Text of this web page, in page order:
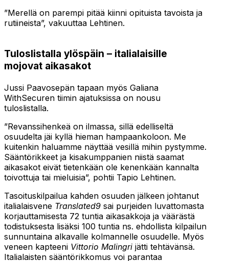
”Merellä on parempi pitää kiinni opituista tavoista ja
rutiineista”, vakuuttaa Lehtinen.
Tuloslistalla ylöspäin – italialaisille
mojovat aikasakot
Jussi Paavosepän tapaan myös Galiana
WithSecuren tiimin ajatuksissa on nousu
tuloslistalla.
”Revanssihenkeä on ilmassa, sillä edelliseltä
osuudelta jäi kyllä hieman hampaankoloon. Me
kuitenkin haluamme näyttää vesillä mihin pystymme.
Sääntörikkeet ja kisakumppanien niistä saamat
aikasakot eivät tietenkään ole kenenkään kannalta
toivottuja tai mieluisia”, pohtii Tapio Lehtinen.
Tasoituskilpailua kahden osuuden jälkeen johtanut
italialaisvene Translated9 sai purjeiden luvattomasta
korjauttamisesta 72 tuntia aikasakkoja ja väärästä
todistuksesta lisäksi 100 tuntia ns. ehdollista kilpailun
sunnuntaina alkavalle kolmannelle osuudelle. Myös
veneen kapteeni Vittorio Malingri jätti tehtävänsä.
Italialaisten sääntörikkomus voi parantaa